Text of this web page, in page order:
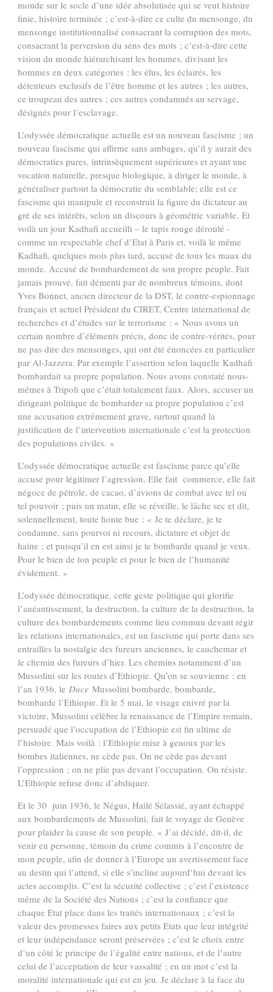
monde sur le socle d’une idée absolutisée qui se veut histoire
finie, histoire terminée ; c’est-à-dire ce culte du mensonge, du
mensonge institutionnalisé consacrant la corruption des mots,
consacrant la perversion du sens des mots ; c’est-à-dire cette
vision du monde hiérarchisant les hommes, divisant les
hommes en deux catégories : les élus, les éclairés, les
détenteurs exclusifs de l’être homme et les autres ; les autres,
ce troupeau des autres ; ces autres condamnés au servage,
désignés pour l’esclavage.
L’odyssée démocratique actuelle est un nouveau fascisme ; un
nouveau fascisme qui affirme sans ambages, qu’il y aurait des
démocraties pures, intrinsèquement supérieures et ayant une
vocation naturelle, presque biologique, à diriger le monde, à
généraliser partout la démocratie du semblable; elle est ce
fascisme qui manipule et reconstruit la figure du dictateur au
gré de ses intérêts, selon un discours à géométrie variable. Et
voilà un jour Kadhafi accueilli – le tapis rouge déroulé -
comme un respectable chef d’Etat à Paris et, voilà le même
Kadhafi, quelques mois plus tard, accusé de tous les maux du
monde. Accusé de bombardement de son propre peuple. Fait
jamais prouvé, fait démenti par de nombreux témoins, dont
Yves Bonnet, ancien directeur de la DST, le contre-espionnage
français et actuel Président du CIRET, Centre international de
recherches et d’études sur le terrorisme : « Nous avons un
certain nombre d’éléments précis, donc de contre-vérités, pour
ne pas dire des mensonges, qui ont été énoncées en particulier
par Al-Jazzera. Par exemple l’assertion selon laquelle Kadhafi
bombardait sa propre population. Nous avons constaté nous-
mêmes à Tripoli que c’était totalement faux. Alors, accuser un
dirigeant politique de bombarder sa propre population c’est
une accusation extrêmement grave, surtout quand la
justification de l’intervention internationale c’est la protection
des populations civiles. »
L’odyssée démocratique actuelle est fascisme parce qu’elle
accuse pour légitimer l’agression. Elle fait commerce, elle fait
négoce de pétrole, de cacao, d’avions de combat avec tel ou
tel pouvoir ; puis un matin, elle se réveille, le lâche sec et dit,
solennellement, toute honte bue : « Je te déclare, je te
condamne, sans pourvoi ni recours, dictature et objet de
haine ; et puisqu’il en est ainsi je te bombarde quand je veux.
Pour le bien de ton peuple et pour le bien de l’humanité
évidement. »
L’odyssée démocratique, cette geste politique qui glorifie
l’anéantissement, la destruction, la culture de la destruction, la
culture des bombardements comme lieu commun devant régir
les relations internationales, est un fascisme qui porte dans ses
entrailles la nostalgie des fureurs anciennes, le cauchemar et
le chemin des fureurs d’hier. Les chemins notamment d’un
Mussolini sur les routes d’Ethiopie. Qu’on se souvienne : en
l’an 1936, le Duce Mussolini bombarde, bombarde,
bombarde l’Ethiopie. Et le 5 mai, le visage enivré par la
victoire, Mussolini célèbre la renaissance de l’Empire romain,
persuadé que l’occupation de l’Ethiopie est fin ultime de
l’histoire. Mais voilà : l’Ethiopie mise à genoux par les
bombes italiennes, ne cède pas. On ne cède pas devant
l’oppression ; on ne plie pas devant l’occupation. On résiste.
L’Ethiopie refuse donc d’abdiquer.
Et le 30 juin 1936, le Négus, Hailé Sélassié, ayant échappé
aux bombardements de Mussolini, fait le voyage de Genève
pour plaider la cause de son peuple. « J’ai décidé, dit-il, de
venir en personne, témoin du crime commis à l’encontre de
mon peuple, afin de donner à l’Europe un avertissement face
au destin qui l’attend, si elle s’incline aujourd’hui devant les
actes accomplis. C’est la sécurité collective ; c’est l’existence
même de la Société des Nations ; c’est la confiance que
chaque Etat place dans les traités internationaux ; c’est la
valeur des promesses faires aux petits Etats que leur intégrité
et leur indépendance seront préservées ; c’est le choix entre
d’un côté le principe de l’égalité entre nations, et de l’autre
celui de l’acceptation de leur vassalité ; en un mot c’est la
moralité internationale qui est en jeu. Je déclare à la face du